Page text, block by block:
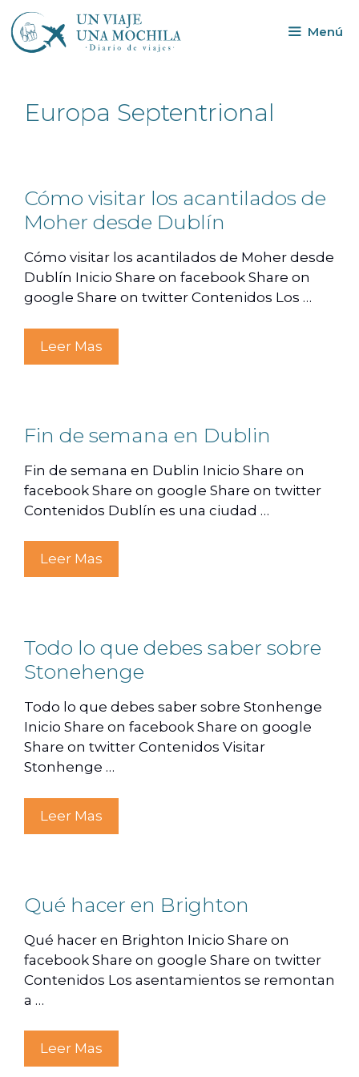
Menú
Europa Septentrional
Cómo visitar los acantilados de
Moher desde Dublín
Cómo visitar los acantilados de Moher desde
Dublín Inicio Share on facebook Share on
google Share on twitter Contenidos Los …
Leer Mas
Fin de semana en Dublin
Fin de semana en Dublin Inicio Share on
facebook Share on google Share on twitter
Contenidos Dublín es una ciudad …
Leer Mas
Todo lo que debes saber sobre
Stonehenge
Todo lo que debes saber sobre Stonhenge
Inicio Share on facebook Share on google
Share on twitter Contenidos Visitar
Stonhenge …
Leer Mas
Qué hacer en Brighton
Qué hacer en Brighton Inicio Share on
facebook Share on google Share on twitter
Contenidos Los asentamientos se remontan
a …
Leer Mas